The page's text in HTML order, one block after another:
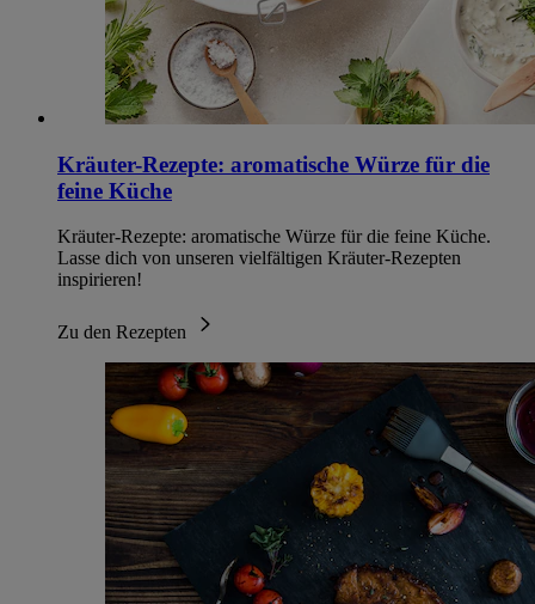
Kräuter-Rezepte: aromatische Würze für die
feine Küche
Kräuter-Rezepte: aromatische Würze für die feine Küche.
Lasse dich von unseren vielfältigen Kräuter-Rezepten
inspirieren!
Zu den Rezepten